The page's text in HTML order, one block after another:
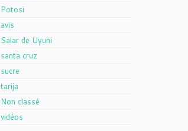
Potosi
avis
Salar de Uyuni
santa cruz
sucre
tarija
Non classé
vidéos